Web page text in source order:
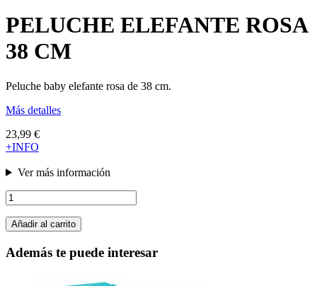
PELUCHE ELEFANTE ROSA
38 CM
Peluche baby elefante rosa de 38 cm.
Más detalles
23,99 €
+INFO
Ver más información
Añadir al carrito
Además te puede interesar